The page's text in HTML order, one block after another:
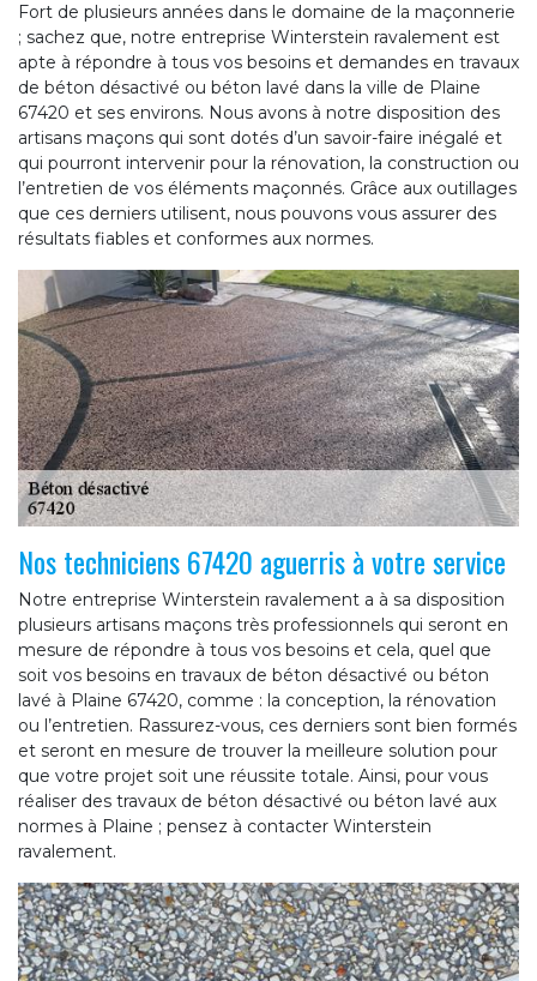
Fort de plusieurs années dans le domaine de la maçonnerie
; sachez que, notre entreprise Winterstein ravalement est
apte à répondre à tous vos besoins et demandes en travaux
de béton désactivé ou béton lavé dans la ville de Plaine
67420 et ses environs. Nous avons à notre disposition des
artisans maçons qui sont dotés d’un savoir-faire inégalé et
qui pourront intervenir pour la rénovation, la construction ou
l’entretien de vos éléments maçonnés. Grâce aux outillages
que ces derniers utilisent, nous pouvons vous assurer des
résultats fiables et conformes aux normes.
Nos techniciens 67420 aguerris à votre service
Notre entreprise Winterstein ravalement a à sa disposition
plusieurs artisans maçons très professionnels qui seront en
mesure de répondre à tous vos besoins et cela, quel que
soit vos besoins en travaux de béton désactivé ou béton
lavé à Plaine 67420, comme : la conception, la rénovation
ou l’entretien. Rassurez-vous, ces derniers sont bien formés
et seront en mesure de trouver la meilleure solution pour
que votre projet soit une réussite totale. Ainsi, pour vous
réaliser des travaux de béton désactivé ou béton lavé aux
normes à Plaine ; pensez à contacter Winterstein
ravalement.